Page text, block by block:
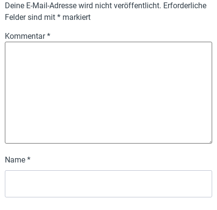
Deine E-Mail-Adresse wird nicht veröffentlicht. Erforderliche
Felder sind mit * markiert
Kommentar*
Name *